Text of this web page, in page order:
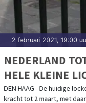
2 februari 2021, 19:00
NEDERLAND
HELE KLEINE
DEN HAAG - De huidige
kracht tot 2 maart, met